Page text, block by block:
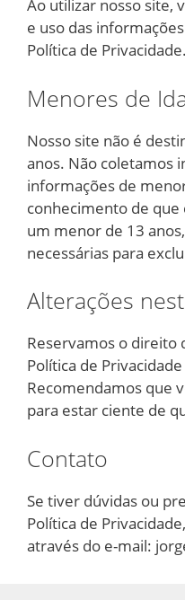
Ao utilizar nosso site,
e uso das
Política de Privacidade.
Menores de
Nosso site não é
anos. Não coletamos
informações de
conhecimento de
um menor de 13
necessárias para
Alterações
Reservamos o direito
Política de
Recomendamos que
para estar ciente de
Contato
Se tiver dúvidas ou
Política de
através do e-mail: